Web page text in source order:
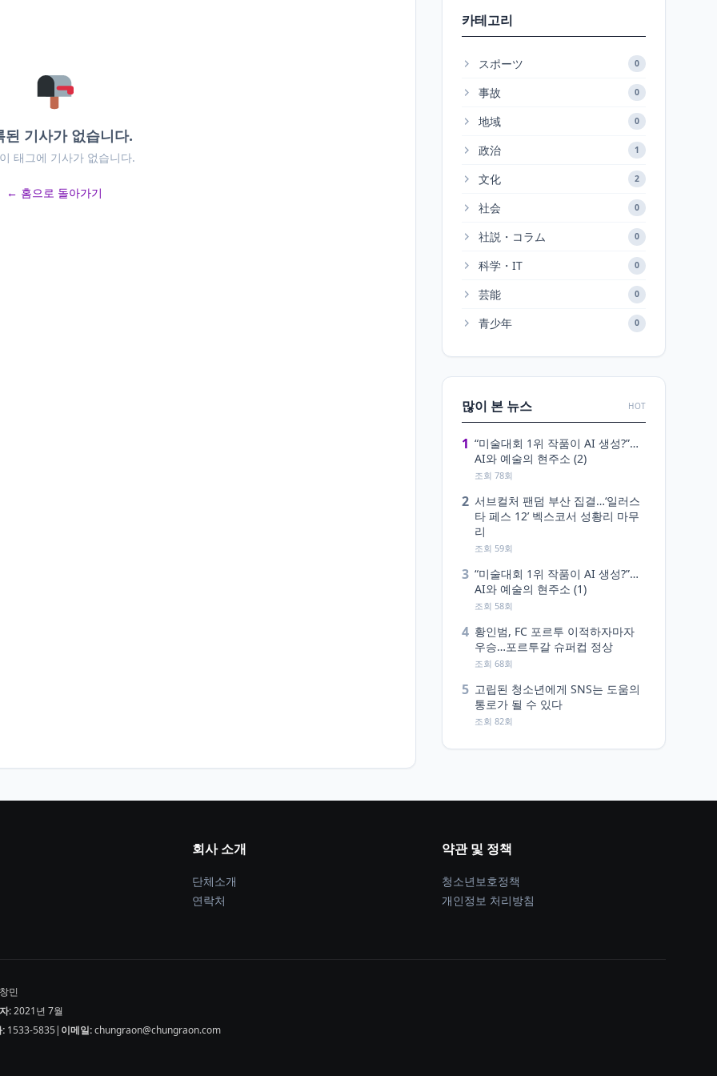
된 기사가 없습니다.
태그에 기사가 없습니다.
← 홈으로 돌아가기
카테고리
スポーツ 0
事故 0
地域 0
政治 1
文化 2
社会 0
社説・コラム 0
科学・IT 0
芸能 0
青少年 0
많이 본 뉴스 HOT
1 “미술대회 1위 작품이 AI 생성?”…
AI와 예술의 현주소 (2)
조회 78회
2 서브컬처 팬덤 부산 집결…‘일러스
타 페스 12’ 벡스코서 성황리 마무
리
조회 59회
3 “미술대회 1위 작품이 AI 생성?”…
AI와 예술의 현주소 (1)
조회 58회
4 황인범, FC 포르투 이적하자마자
우승…포르투갈 슈퍼컵 정상
조회 68회
5 고립된 청소년에게 SNS는 도움의
통로가 될 수 있다
조회 82회
회사 소개
단체소개
연락처
약관 및 정책
청소년보호정책
개인정보 처리방침
민
:2021년 7월
: 1533-5835| 이메일:chungraon@chungraon.com